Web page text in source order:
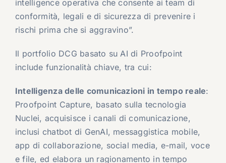
intelligence operativa che consente ai team di
conformità, legali e di sicurezza di prevenire i
rischi prima che si aggravino”.
Il portfolio DCG basato su AI di Proofpoint
include funzionalità chiave, tra cui:
Intelligenza delle comunicazioni in tempo reale:
Proofpoint Capture, basato sulla tecnologia
Nuclei, acquisisce i canali di comunicazione,
inclusi chatbot di GenAI, messaggistica mobile,
app di collaborazione, social media, e-mail, voce
e file, ed elabora un ragionamento in tempo